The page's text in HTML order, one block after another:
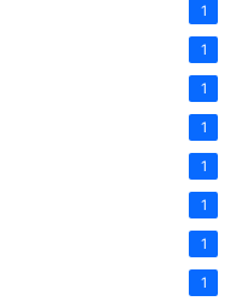
1
1
1
1
1
1
1
1